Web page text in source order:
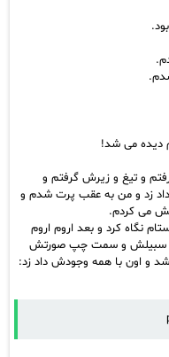
دیده می شد!
و تیغ‌ و زیرش گرفتم و
زد و من به عقب پرت شدم‌ و‌
می کردم.
نگاه کرد و بعد اروم اروم
سبیلش و سمت چپ صورتش
اون با همه وجودش داد زد: